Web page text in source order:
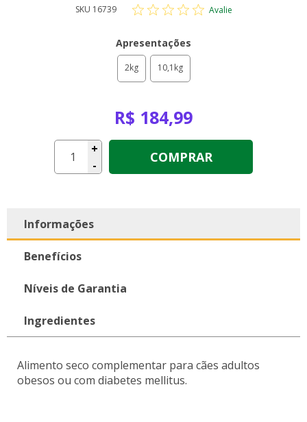
SKU 16739 Avalie
Apresentações
2kg 10,1kg
R$ 184,99
+
-
COMPRAR
Informações
Benefícios
Níveis de Garantia
Ingredientes
Alimento seco complementar para cães adultos
obesos ou com diabetes mellitus.